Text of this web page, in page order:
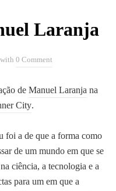
Laranja
with 0 Comment
de Manuel Laranja na
City.
foi a de que a forma como
de um mundo em que se
ciência, a tecnologia e a
para um em que a